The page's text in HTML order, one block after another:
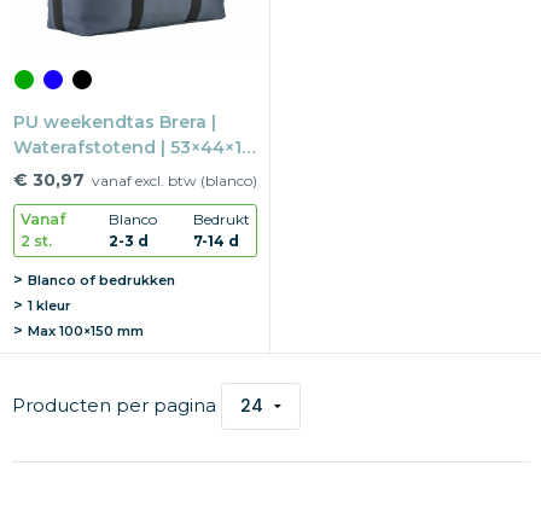
PU weekendtas Brera |
Waterafstotend | 53×44×19
cm | Met binnenvak
€ 30,97 vanaf excl. btw (blanco)
Vanaf
2 st.
Blanco
2-3 d
Bedrukt
7-14 d
Blanco of bedrukken
1 kleur
Max 100×150 mm
Producten per pagina